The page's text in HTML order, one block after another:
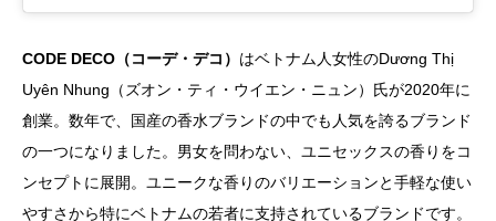
CODE DECO（コーデ・デコ） はベトナム人女性のDương Thị
Uyên Nhung（ズオン・ティ・ウイエン・ニュン）氏が2020年に
創業。数年で、国産の香水ブランドの中でも人気を誇るブランド
の一つになりました。男女を問わない、ユニセックスの香りをコ
ンセプトに展開。ユニークな香りのバリエーションと手軽な使い
やすさから特にベトナムの若者に支持されているブランドです。